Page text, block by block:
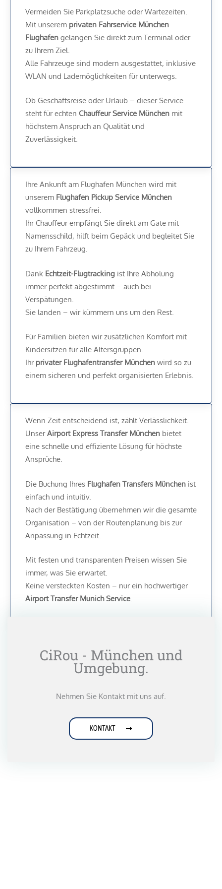
Vermeiden Sie Parkplatzsuche oder Wartezeiten.
Mit unserem privaten Fahrservice München
Flughafen gelangen Sie direkt zum Terminal oder
zu Ihrem Ziel.
Alle Fahrzeuge sind modern ausgestattet, inklusive
WLAN und Lademöglichkeiten für unterwegs.
Ob Geschäftsreise oder Urlaub – dieser Service
steht für echten Chauffeur Service München mit
höchstem Anspruch an Qualität und
Zuverlässigkeit.
Ihre Ankunft am Flughafen München wird mit
unserem Flughafen Pickup Service München
vollkommen stressfrei.
Ihr Chauffeur empfängt Sie direkt am Gate mit
Namensschild, hilft beim Gepäck und begleitet Sie
zu Ihrem Fahrzeug.
Dank Echtzeit-Flugtracking ist Ihre Abholung
immer perfekt abgestimmt – auch bei
Verspätungen.
Sie landen – wir kümmern uns um den Rest.
Für Familien bieten wir zusätzlichen Komfort mit
Kindersitzen für alle Altersgruppen.
Ihr privater Flughafentransfer München wird so zu
einem sicheren und perfekt organisierten Erlebnis.
Wenn Zeit entscheidend ist, zählt Verlässlichkeit.
UnserAirport Express Transfer München bietet
eine schnelle und effiziente Lösung für höchste
Ansprüche.
Die Buchung Ihres Flughafen Transfers München ist
einfach und intuitiv.
Nach der Bestätigung übernehmen wir die gesamte
Organisation – von der Routenplanung bis zur
Anpassung in Echtzeit.
Mit festen und transparenten Preisen wissen Sie
immer, was Sie erwartet.
Keine versteckten Kosten – nur ein hochwertiger
Airport Transfer Munich Service
CiRou - München und
Umgebung.
Nehmen Sie Kontakt mit uns auf.
KONTAKT